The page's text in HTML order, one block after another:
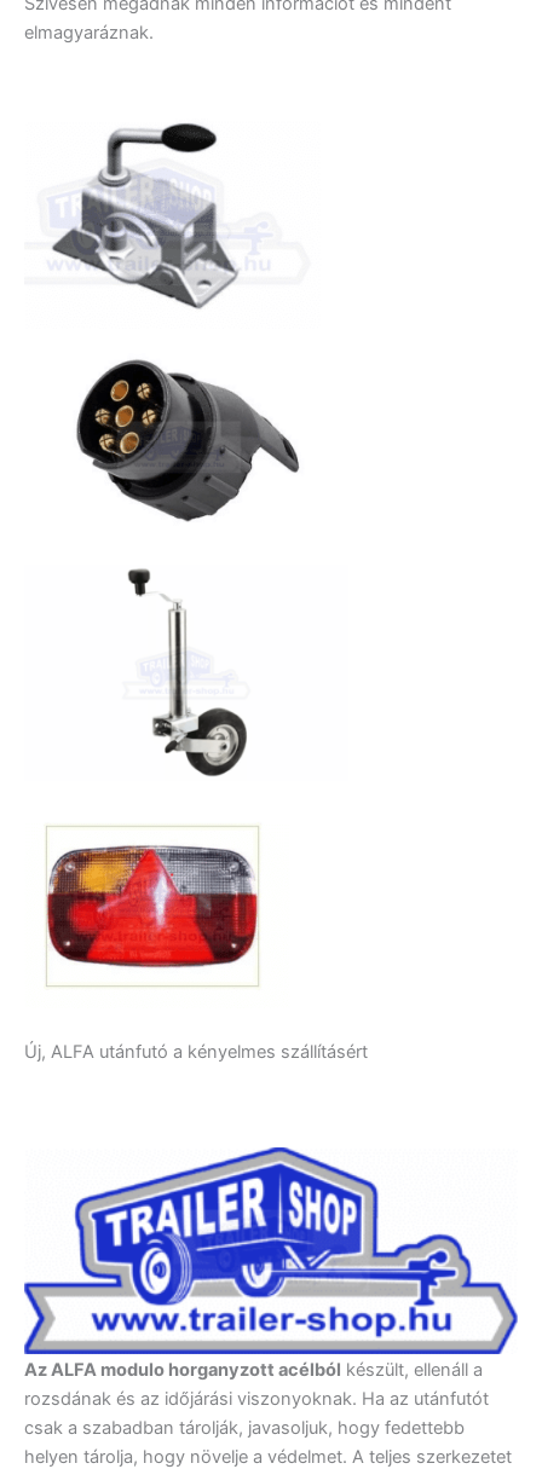
elmagyaráznak.
Új, ALFA utánfutó a kényelmes szállításért
Az ALFA modulo horganyzott acélból készült, ellenáll a
rozsdának és az időjárási viszonyoknak. Ha az utánfutót
csak a szabadban tárolják, javasoljuk, hogy fedettebb
helyen tárolja, hogy növelje a védelmet. A teljes szerkezetet